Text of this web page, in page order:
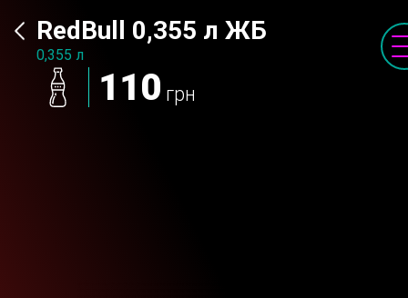
RedBull 0,355 л ЖБ
0,355 л
110 грн